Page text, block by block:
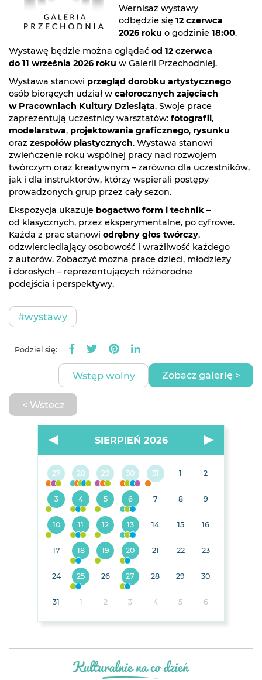
Wernisaż wystawy
odbędzie się12 czerwca
2026 roku o godzinie18:00.
Wystawę będzie można oglądać od 12 czerwca
do 11 września 2026 roku w Galerii Przechodniej.
Wystawa stanowi przegląd dorobku artystycznego
osób biorących udział w całorocznych zajęciach
w Pracowniach Kultury Dziesiąta. Swoje prace
zaprezentują uczestnicy warsztatów: fotografii,
modelarstwa, projektowania graficznego, rysunku
oraz zespołów plastycznych. Wystawa stanowi
zwieńczenie roku wspólnej pracy nad rozwojem
twórczym oraz kreatywnym – zarówno dla uczestników,
jak i dla instruktorów, którzy wspierali postępy
prowadzonych grup przez cały sezon.
Ekspozycja ukazuje bogactwo form i technik –
od klasycznych, przez eksperymentalne, po cyfrowe.
Każda z prac stanowi odrębny głos twórczy,
odzwierciedlający osobowość i wrażliwość każdego
z autorów. Zobaczyć można prace dzieci, młodzieży
i dorosłych – reprezentujących różnorodne
podejścia i perspektywy.
#wystawy
Podziel się:
< Wstecz
Wstęp wolny Zobacz galerię >
SIERPIEŃ 2026
27 28 29 30 31 1 2
3 4 5 6 7 8 9
10 11 12 13 14 15 16
17 18 19 20 21 22 23
24 25 26 27 28 29 30
31 1 2 3 4 5 6